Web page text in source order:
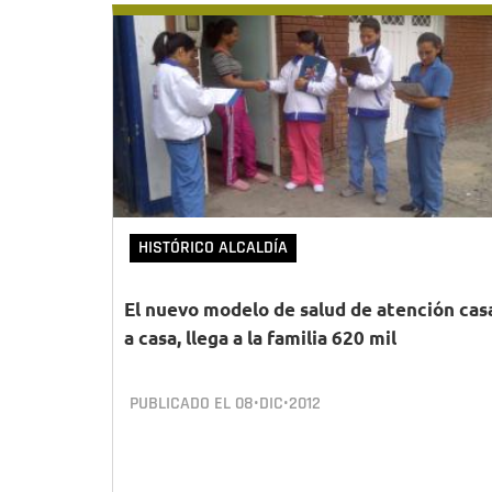
HISTÓRICO ALCALDÍA
El nuevo modelo de salud de atención
a casa, llega a la familia 620 mil
PUBLICADO EL 08•DIC•2012